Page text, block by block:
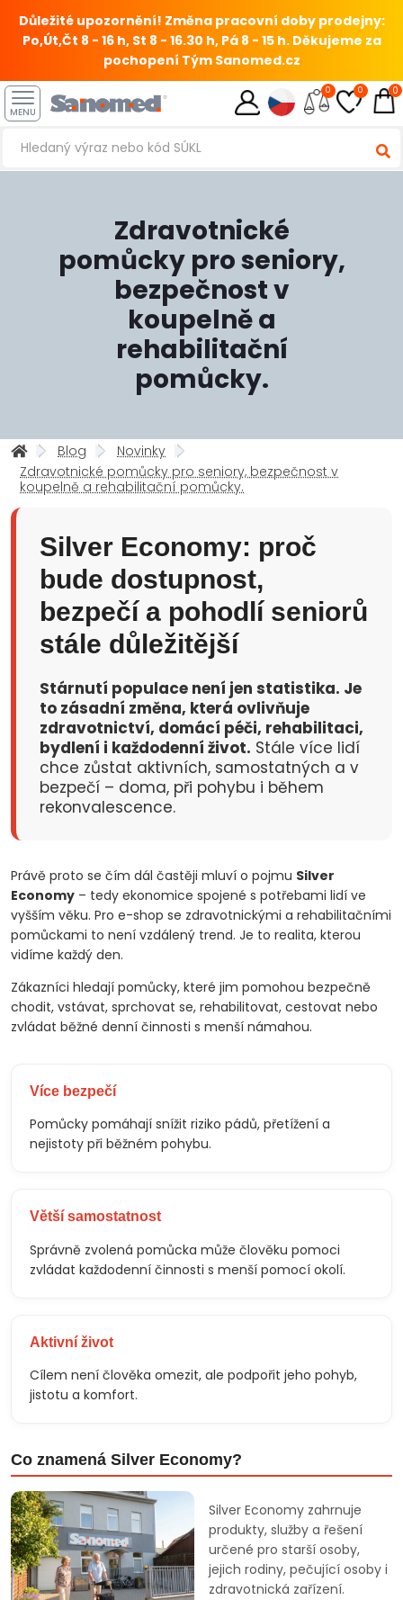
Důležité upozornění! Změna pracovní doby prodejny:
Po,Út,Čt 8 - 16 h, St 8 - 16.30 h, Pá 8 - 15 h. Děkujeme za
pochopení Tým Sanomed.cz
MENU
0 0 0
Zdravotnické
pomůcky pro seniory,
bezpečnost v
koupelně a
rehabilitační
pomůcky.
Blog
Novinky
Zdravotnické pomůcky pro seniory, bezpečnost v
koupelně a rehabilitační pomůcky.
Silver Economy: proč
bude dostupnost,
bezpečí a pohodlí seniorů
stále důležitější
Stárnutí populace není jen statistika. Je
to zásadní změna, která ovlivňuje
zdravotnictví, domácí péči, rehabilitaci,
bydlení i každodenní život. Stále více lidí
chce zůstat aktivních, samostatných a v
bezpečí – doma, při pohybu i během
rekonvalescence.
Právě proto se čím dál častěji mluví o pojmu Silver
Economy – tedy ekonomice spojené s potřebami lidí ve
vyšším věku. Pro e-shop se zdravotnickými a rehabilitačními
pomůckami to není vzdálený trend. Je to realita, kterou
vidíme každý den.
Zákazníci hledají pomůcky, které jim pomohou bezpečně
chodit, vstávat, sprchovat se, rehabilitovat, cestovat nebo
zvládat běžné denní činnosti s menší námahou.
Více bezpečí
Pomůcky pomáhají snížit riziko pádů, přetížení a
nejistoty při běžném pohybu.
Větší samostatnost
Správně zvolená pomůcka může člověku pomoci
zvládat každodenní činnosti s menší pomocí okolí.
Aktivní život
Cílem není člověka omezit, ale podpořit jeho pohyb,
jistotu a komfort.
Co znamená Silver Economy?
Silver Economy zahrnuje
produkty, služby a řešení
určené pro starší osoby,
jejich rodiny, pečující osoby i
zdravotnická zařízení.